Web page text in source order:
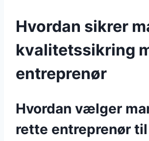
Hvordan sikrer
kvalitetssikring
entreprenør
Hvordan vælger
rette entreprenør